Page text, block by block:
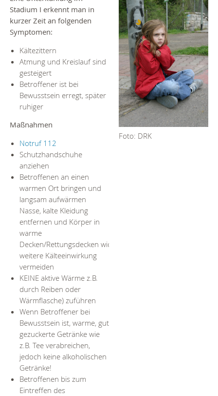
Foto: DRK
Stadium I erkennt man in
kurzer Zeit an folgenden
Symptomen:
Kältezittern
Atmung und Kreislauf sind
gesteigert
Betroffener ist bei
Bewusstsein erregt, später
ruhiger
Maßnahmen
Notruf 112
Schutzhandschuhe
anziehen
Betroffenen an einen
warmen Ort bringen und
langsam aufwärmen
Nasse, kalte Kleidung
entfernen und Körper in
warme
Decken/Rettungsdecken wickeln,
weitere Kälteeinwirkung
vermeiden
KEINE aktive Wärme z.B.
durch Reiben oder
Wärmflasche) zuführen
Wenn Betroffener bei
Bewusstsein ist, warme, gut
gezuckerte Getränke wie
z.B. Tee verabreichen,
jedoch keine alkoholischen
Getränke!
Betroffenen bis zum
Eintreffen des